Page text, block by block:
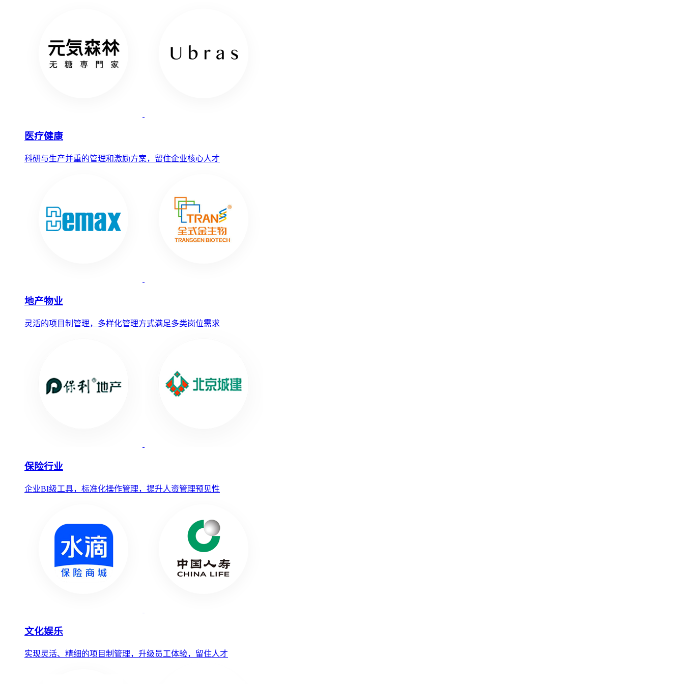
医疗健康
科研与生产并重的管理和激励方案，留住企业核心人才
地产物业
灵活的项目制管理，多样化管理方式满足多类岗位需求
保险行业
企业BI级工具，标准化操作管理，提升人资管理预见性
文化娱乐
实现灵活、精细的项目制管理，升级员工体验，留住人才